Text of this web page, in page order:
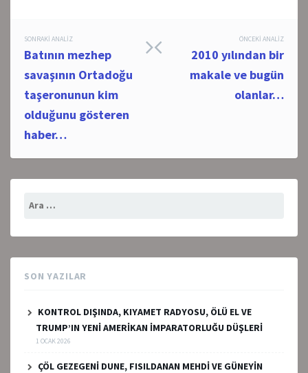
Post
navigation
ÖNCEKI ANALIZ
2010 yılından bir
makale ve bugün
olanlar…
SONRAKI ANALIZ
Batının mezhep
savaşının Ortadoğu
taşeronunun kim
olduğunu gösteren
haber…
SON YAZILAR
KONTROL DIŞINDA, KIYAMET RADYOSU, ÖLÜ EL VE
TRUMP’IN YENİ AMERİKAN İMPARATORLUĞU DÜŞLERİ
1 OCAK 2026
ÇÖL GEZEGENİ DUNE, FISILDANAN MEHDİ VE GÜNEYİN